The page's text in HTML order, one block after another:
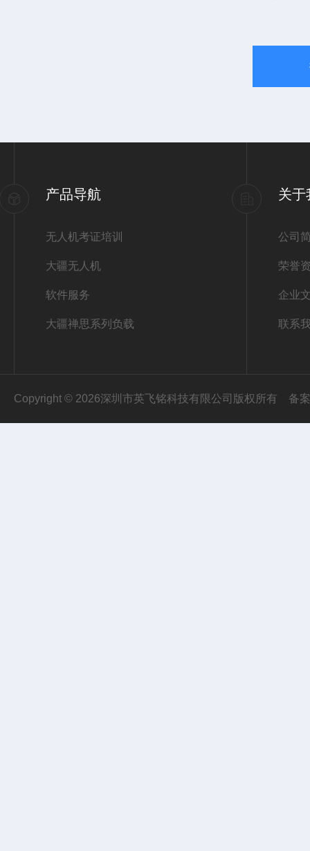
产品导航
无人机考证培训
大疆无人机
软件服务
大疆禅思系列负载
关于
公司
荣誉
企业
联系
Copyright © 2026深圳市英飞铭科技有限公司版权所有 备